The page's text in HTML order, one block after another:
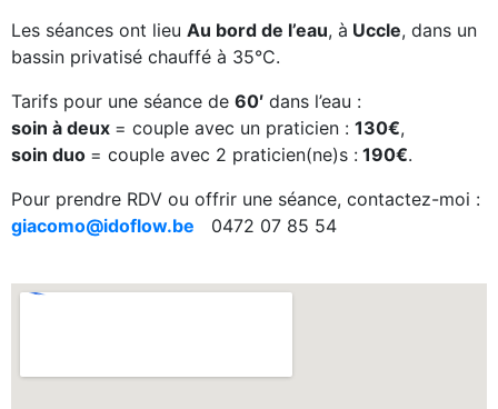
Les séances ont lieu Au bord de l’eau, à Uccle, dans un
bassin privatisé chauffé à 35°C.
Tarifs pour une séance de 60′ dans l’eau :
soin à deux = couple avec un praticien : 130€,
soin duo = couple avec 2 praticien(ne)s : 190€.
Pour prendre RDV ou offrir une séance, contactez-moi :
giacomo@idoflow.be 0472 07 85 54